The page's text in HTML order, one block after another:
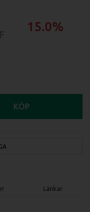
15.0%
KÖP
Länkar